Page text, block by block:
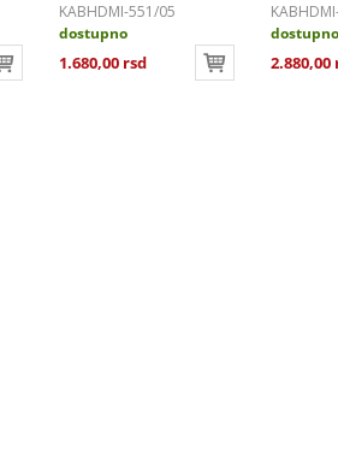
KABHDMI-551/05
dostupno
1.680,00 rsd
dostupno
2.880,00